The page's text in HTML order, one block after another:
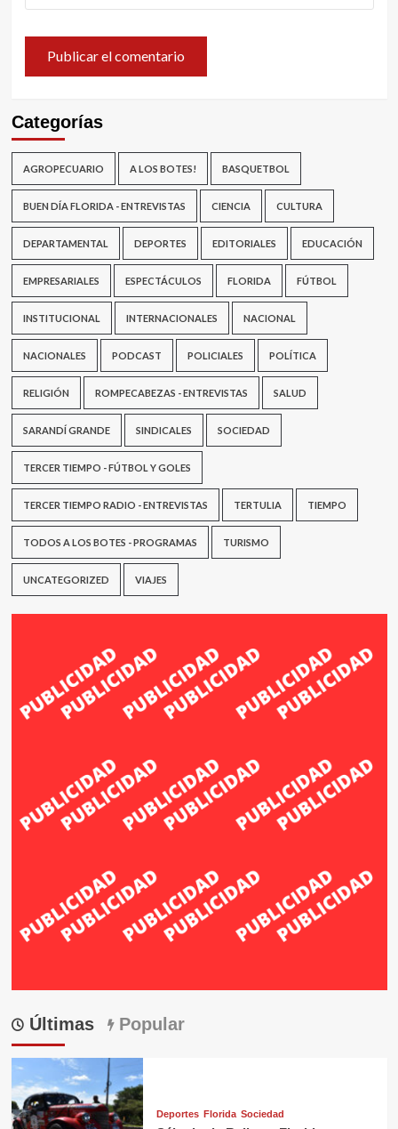
Categorías
AGROPECUARIO A LOS BOTES! BASQUETBOL
BUEN DÍA FLORIDA - ENTREVISTAS CIENCIA CULTURA
DEPARTAMENTAL DEPORTES EDITORIALES EDUCACIÓN
EMPRESARIALES ESPECTÁCULOS FLORIDA FÚTBOL
INSTITUCIONAL INTERNACIONALES NACIONAL
NACIONALES PODCAST POLICIALES POLÍTICA
RELIGIÓN ROMPECABEZAS - ENTREVISTAS SALUD
SARANDÍ GRANDE SINDICALES SOCIEDAD
TERCER TIEMPO - FÚTBOL Y GOLES
TERCER TIEMPO RADIO - ENTREVISTAS TERTULIA TIEMPO
TODOS A LOS BOTES - PROGRAMAS TURISMO
UNCATEGORIZED VIAJES
Últimas Popular
Deportes Florida Sociedad